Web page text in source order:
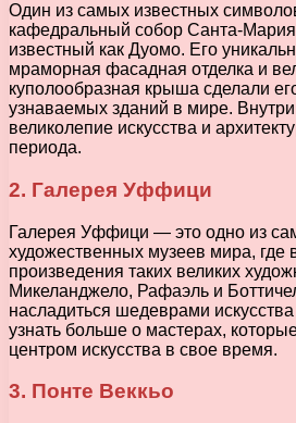
Один из самых известных
кафедральный собор Санта-
известный как Дуомо. Его
мраморная фасадная отделка и
куполообразная крыша сделали
узнаваемых зданий в мире.
великолепие искусства и
периода.
2. Галерея Уффици
Галерея Уффици — это одно из
художественных музеев мира, где
произведения таких великих
Микеланджело, Рафаэль и
насладиться шедеврами
узнать больше о мастерах,
центром искусства в свое время.
3. Понте Веккьо